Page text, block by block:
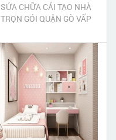
SỬA CHỮA CẢI TẠO NHÀ
TRỌN GÓI QUẬN GÒ VẤP